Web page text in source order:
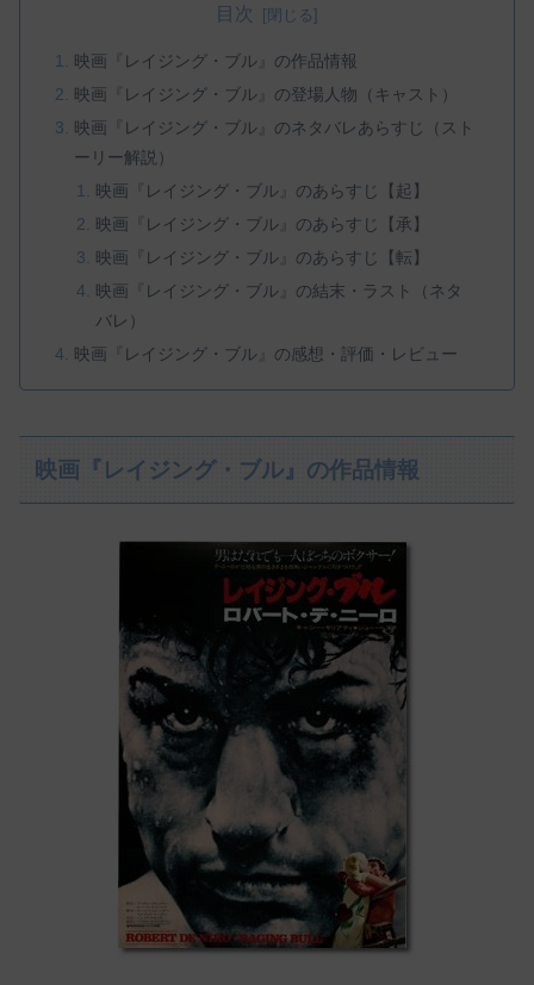
目次
映画『レイジング・ブル』の作品情報
映画『レイジング・ブル』の登場人物（キャスト）
映画『レイジング・ブル』のネタバレあらすじ（スト
ーリー解説）
映画『レイジング・ブル』のあらすじ【起】
映画『レイジング・ブル』のあらすじ【承】
映画『レイジング・ブル』のあらすじ【転】
映画『レイジング・ブル』の結末・ラスト（ネタ
バレ）
映画『レイジング・ブル』の感想・評価・レビュー
映画『レイジング・ブル』の作品情報